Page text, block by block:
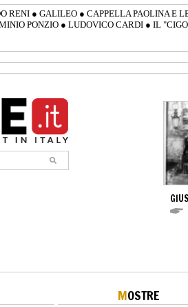
RENI ● GALILEO ● CAPPELLA PAOLINA E
PONZIO ● LUDOVICO CARDI ● IL
MOSTRE